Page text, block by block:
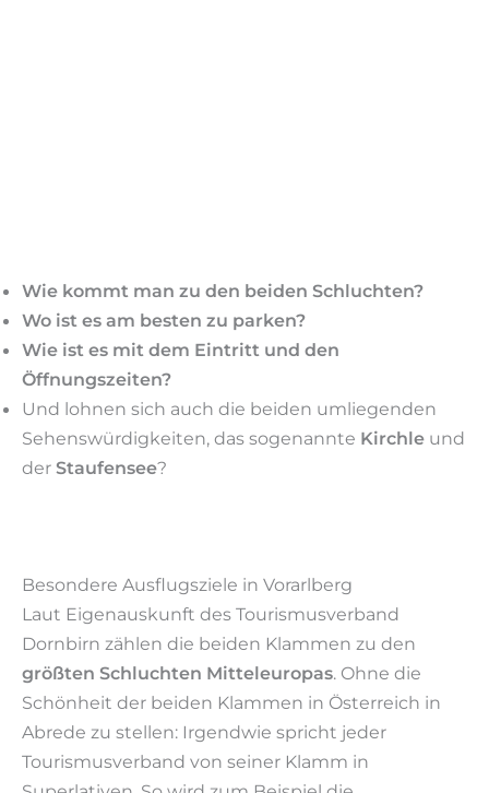
Wie kommt man zu den beiden Schluchten?
Wo ist es am besten zu parken?
Wie ist es mit dem Eintritt und den
Öffnungszeiten?
Und lohnen sich auch die beiden umliegenden
Sehenswürdigkeiten, das sogenannte Kirchle und
der Staufensee?
Besondere Ausflugsziele in Vorarlberg
Laut Eigenauskunft des Tourismusverband
Dornbirn zählen die beiden Klammen zu den
größten Schluchten Mitteleuropas. Ohne die
Schönheit der beiden Klammen in Österreich in
Abrede zu stellen: Irgendwie spricht jeder
Tourismusverband von seiner Klamm in